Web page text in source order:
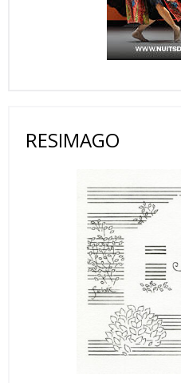
RESIMAGO